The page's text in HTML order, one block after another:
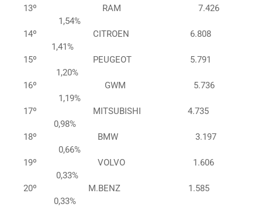
13º RAM 7.426
1,54%
14º CITROEN 6.808
1,41%
15º PEUGEOT 5.791
1,20%
16º GWM 5.736
1,19%
17º MITSUBISHI 4.735
0,98%
18º BMW 3.197
0,66%
19º VOLVO 1.606
0,33%
20º M.BENZ 1.585
0,33%